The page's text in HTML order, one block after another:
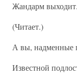
Жандарм выходит.
(Читает.)
А вы, надменные
Известной